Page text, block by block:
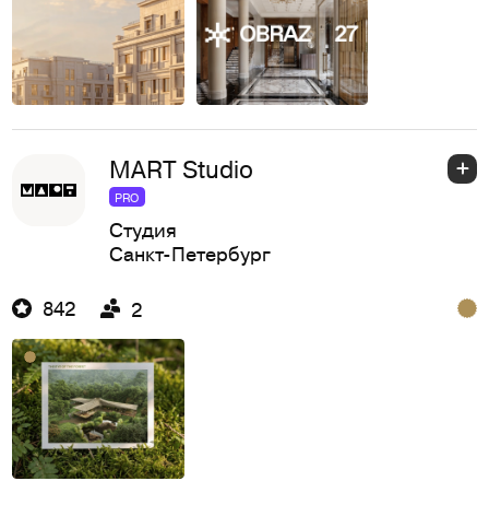
MART Studio
PRO
Студия
Санкт-Петербург
842 2